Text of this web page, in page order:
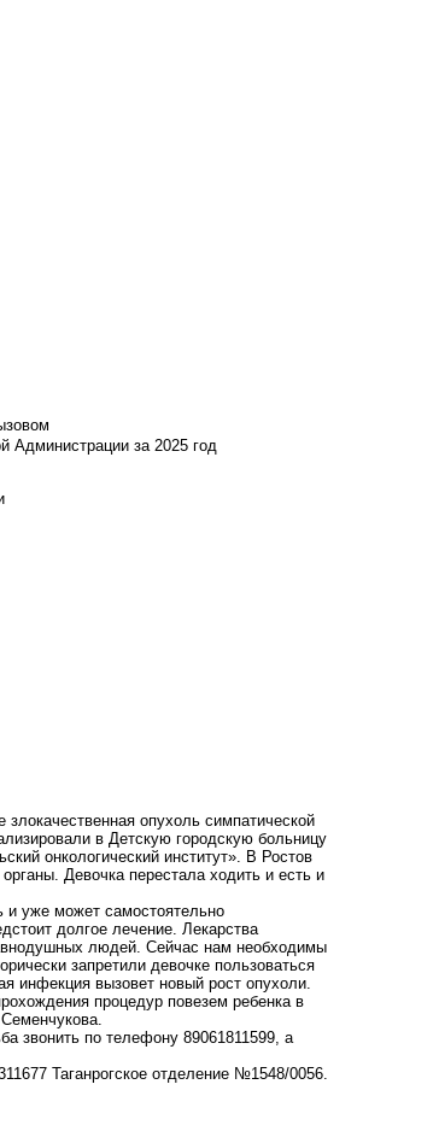
Администрации за 2025 год
опухоль симпатической
в Детскую городскую больницу
онкологический институт». В Ростов
Девочка перестала ходить и есть и
уже может самостоятельно
долгое лечение. Лекарства
людей. Сейчас нам необходимы
запретили девочке пользоваться
инфекция вызовет новый рост опухоли.
процедур повезем ребенка в
звонить по телефону 89061811599, а
Таганрогское отделение №1548/0056.